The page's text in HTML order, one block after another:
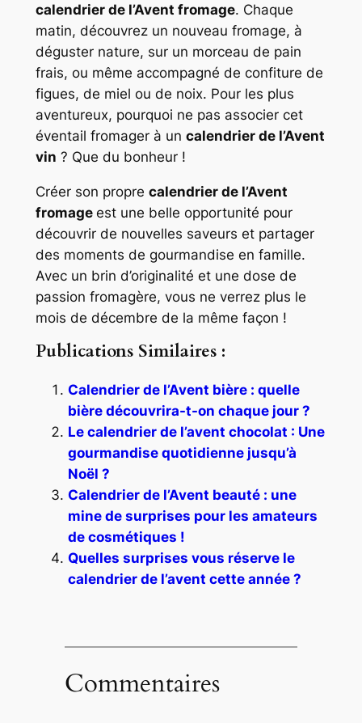
calendrier de l’Avent fromage. Chaque
matin, découvrez un nouveau fromage, à
déguster nature, sur un morceau de pain
frais, ou même accompagné de confiture de
figues, de miel ou de noix. Pour les plus
aventureux, pourquoi ne pas associer cet
éventail fromager à un calendrier de l’Avent
vin ? Que du bonheur !
Créer son propre calendrier de l’Avent
fromage est une belle opportunité pour
découvrir de nouvelles saveurs et partager
des moments de gourmandise en famille.
Avec un brin d’originalité et une dose de
passion fromagère, vous ne verrez plus le
mois de décembre de la même façon !
Publications Similaires :
Calendrier de l’Avent bière : quelle
bière découvrira-t-on chaque jour ?
Le calendrier de l’avent chocolat : Une
gourmandise quotidienne jusqu’à
Noël ?
Calendrier de l’Avent beauté : une
mine de surprises pour les amateurs
de cosmétiques !
Quelles surprises vous réserve le
calendrier de l’avent cette année ?
Commentaires